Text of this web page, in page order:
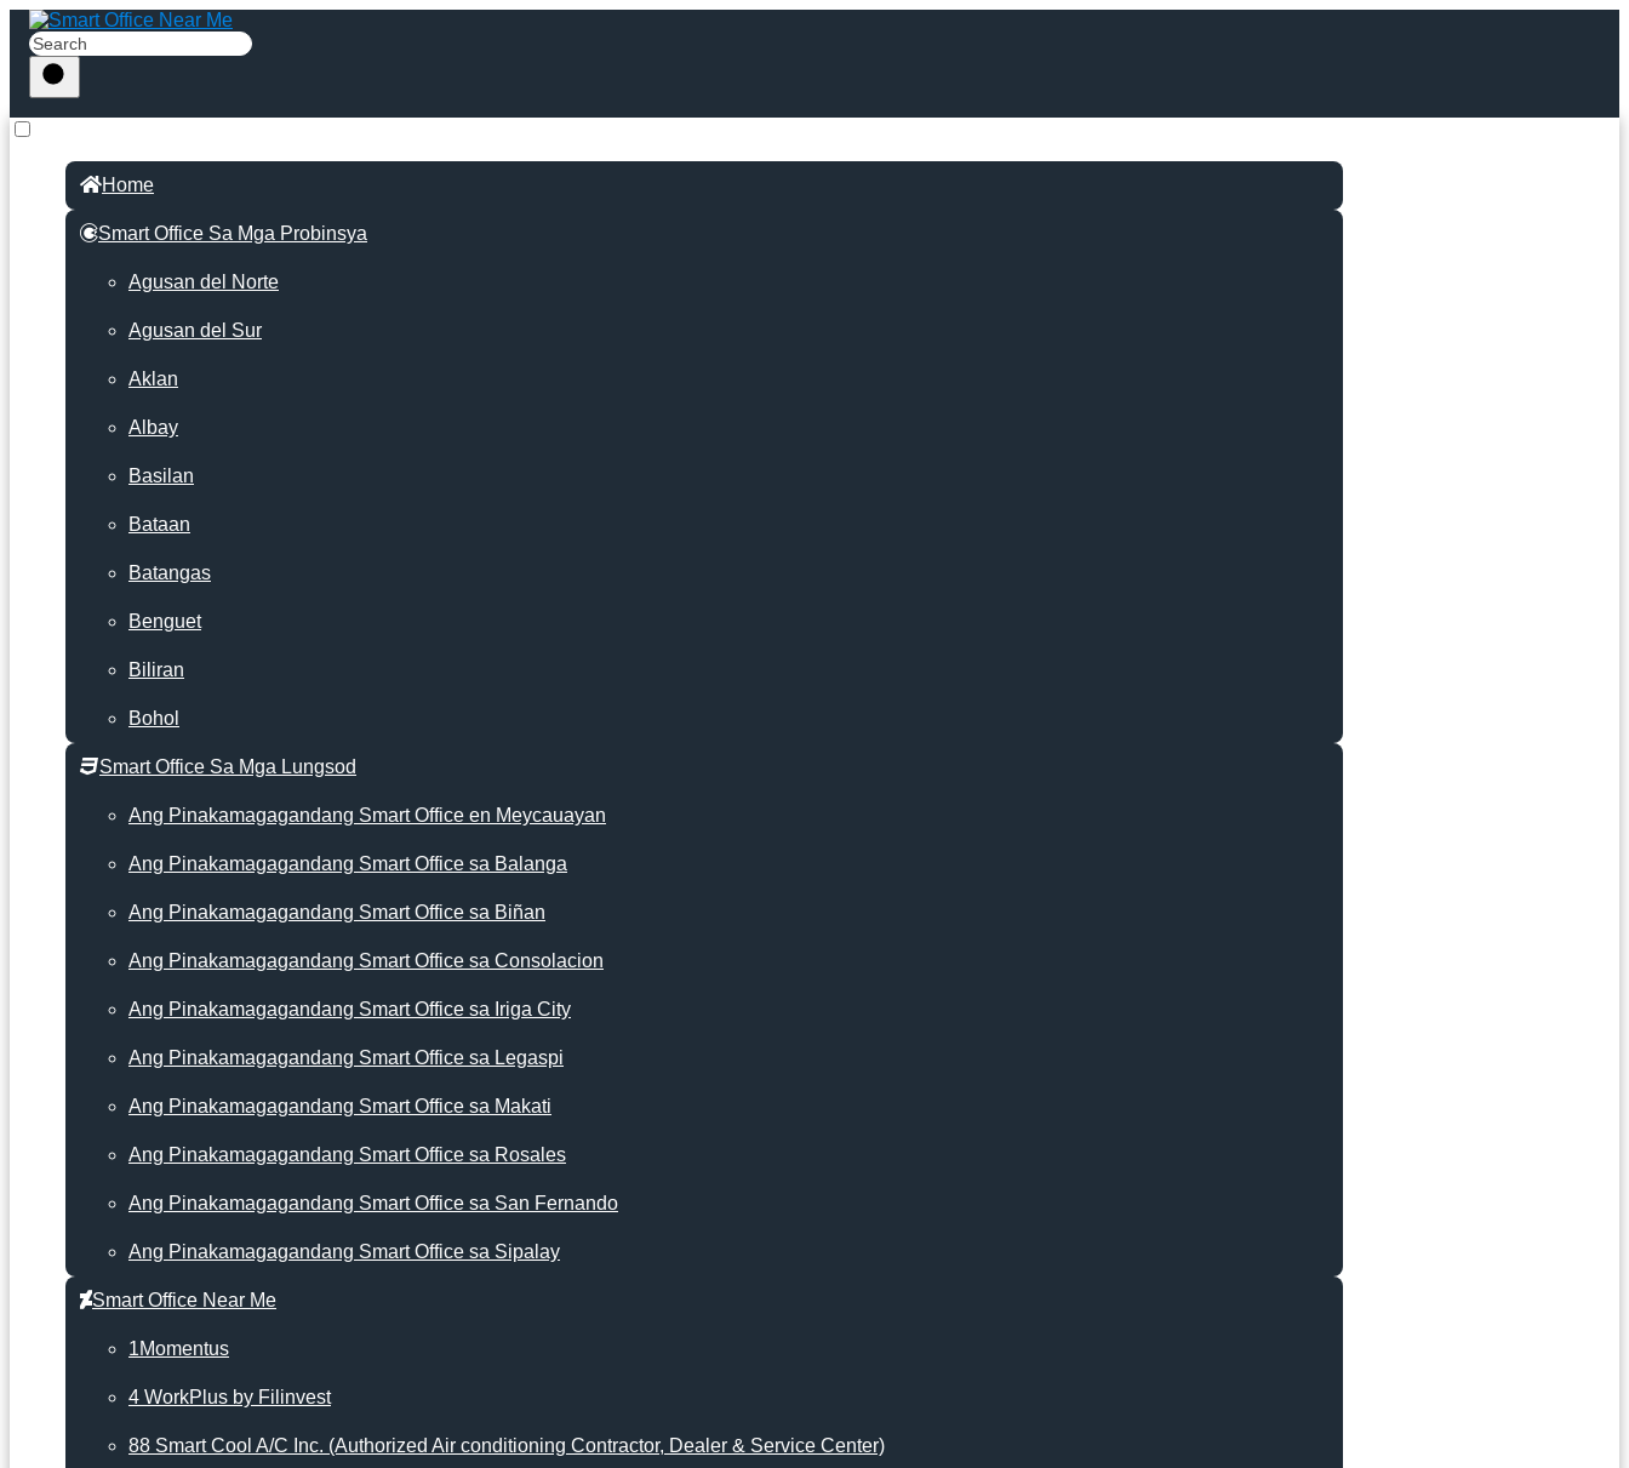
Home
Smart Office Sa Mga Probinsya
Agusan del Norte
Agusan del Sur
Aklan
Albay
Basilan
Bataan
Batangas
Benguet
Biliran
Bohol
Smart Office Sa Mga Lungsod
Ang Pinakamagagandang Smart Office en Meycauayan
Ang Pinakamagagandang Smart Office sa Balanga
Ang Pinakamagagandang Smart Office sa Biñan
Ang Pinakamagagandang Smart Office sa Consolacion
Ang Pinakamagagandang Smart Office sa Iriga City
Ang Pinakamagagandang Smart Office sa Legaspi
Ang Pinakamagagandang Smart Office sa Makati
Ang Pinakamagagandang Smart Office sa Rosales
Ang Pinakamagagandang Smart Office sa San Fernando
Ang Pinakamagagandang Smart Office sa Sipalay
Smart Office Near Me
1Momentus
4 WorkPlus by Filinvest
88 Smart Cool A/C Inc. (Authorized Air conditioning Contractor, Dealer & Service Center)